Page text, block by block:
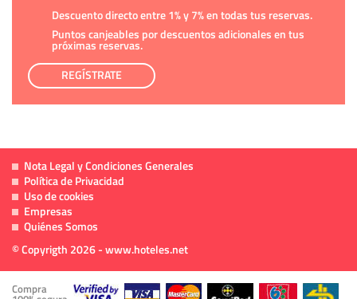
Descuento directo entre 1% y 7% en todas tus reservas.
Puntos canjeables por descuentos adicionales en tus
próximas reservas.
REGÍSTRATE
Nota Legal y Condiciones Generales
Política de Privacidad
Uso de cookies
Empresas
Quiénes Somos
© Copyrigth 2026 - www.hoteles.net
Compra